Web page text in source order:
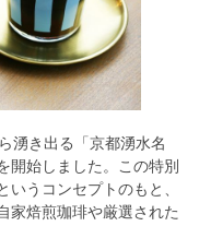
湧き出る「京都湧水名
開始しました。この特別
うコンセプトのもと、
家焙煎珈琲や厳選された